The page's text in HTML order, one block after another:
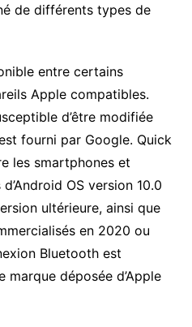
de différents types de
entre certains
Apple compatibles.
d’être modifiée
fourni par Google. Quick
les smartphones et
OS version 10.0
ultérieure, ainsi que
en 2020 ou
Bluetooth est
marque déposée d’Apple